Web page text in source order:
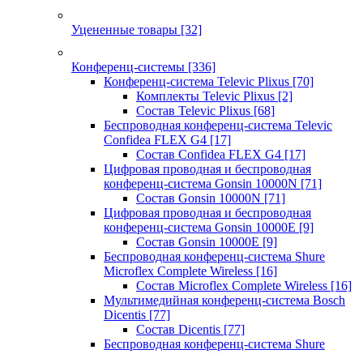
Уцененные товары [32]
Конференц-системы [336]
Конференц-система Televic Plixus [70]
Комплекты Televic Plixus [2]
Состав Televic Plixus [68]
Беспроводная конференц-система Televic
Confidea FLEX G4 [17]
Состав Confidea FLEX G4 [17]
Цифровая проводная и беспроводная
конференц-система Gonsin 10000N [71]
Состав Gonsin 10000N [71]
Цифровая проводная и беспроводная
конференц-система Gonsin 10000E [9]
Состав Gonsin 10000E [9]
Беспроводная конференц-система Shure
Microflex Complete Wireless [16]
Состав Microflex Complete Wireless [16]
Мультимедийная конференц-система Bosch
Dicentis [77]
Состав Dicentis [77]
Беспроводная конференц-система Shure